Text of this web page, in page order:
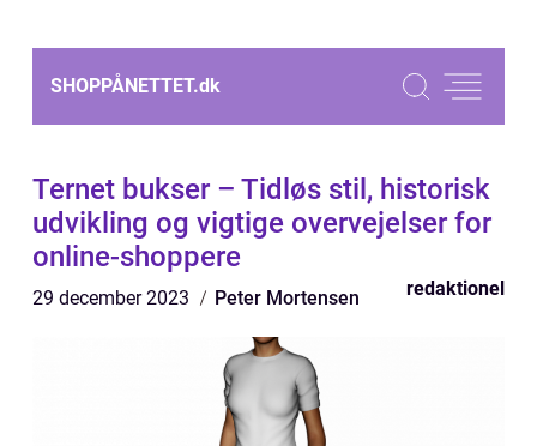
SHOPPÅNETTET.dk
Ternet bukser – Tidløs stil, historisk
udvikling og vigtige overvejelser for
online-shoppere
29 december 2023 Peter Mortensen redaktionel